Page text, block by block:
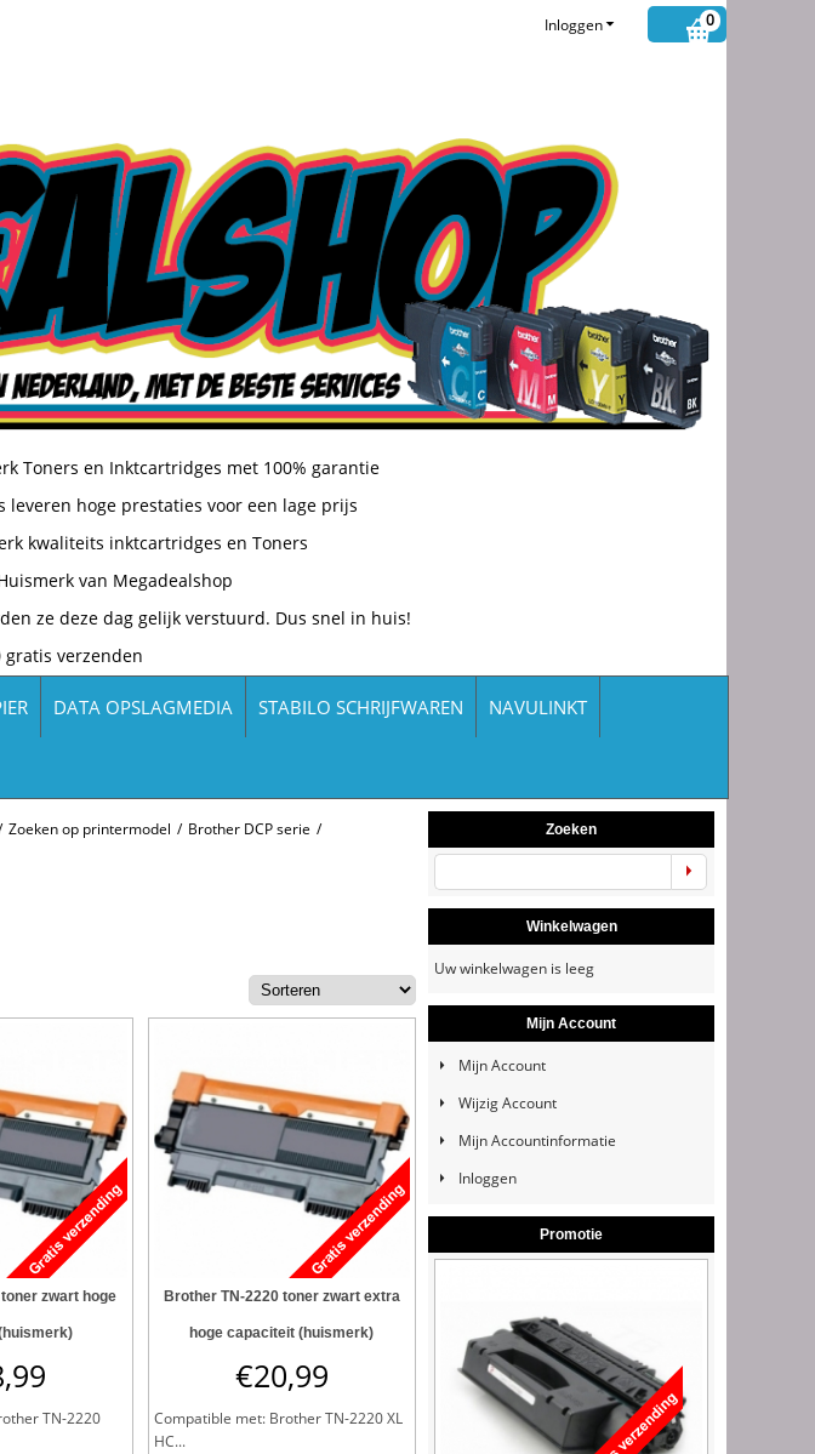
0
Inloggen
Toners en Inktcartridges met 100% garantie
hoge prestaties voor een lage prijs
kwaliteits inktcartridges en Toners
van Megadealshop
ze deze dag gelijk verstuurd. Dus snel in huis!
gratis verzenden
DATA OPSLAGMEDIA STABILO SCHRIJFWAREN NAVULINKT
Zoeken op printermodel / Brother DCP serie /
zwart hoge
TN-2220
Brother TN-2220 toner zwart extra
hoge capaciteit (huismerk)
€20,99
Compatible met: Brother TN-2220 XL
HC...
Zoeken
Winkelwagen
Uw winkelwagen is leeg
Mijn Account
Mijn Account
Wijzig Account
Mijn Accountinformatie
Inloggen
Promotie